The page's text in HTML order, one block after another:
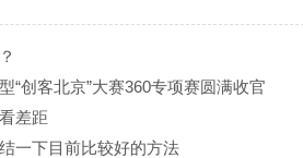
“创客北京”大赛360专项赛圆满收官
差距
一下目前比较好的方法